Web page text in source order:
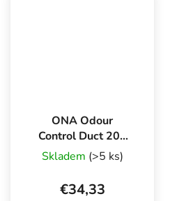
ONA Odour
Control Duct 200
mm, neutralizátor
zápachu pre
potrubia
Skladem (>5 ks)
€34,33